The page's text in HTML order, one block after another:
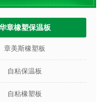
章橡塑保温板
章美斯橡塑板
自粘保温板
自粘橡塑板